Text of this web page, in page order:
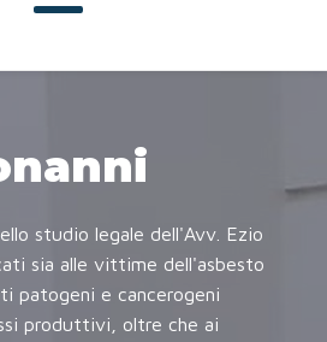
studio legale dell'Avv. Ezio
sia alle vittime dell'asbesto
patogeni e cancerogeni
produttivi, oltre che ai